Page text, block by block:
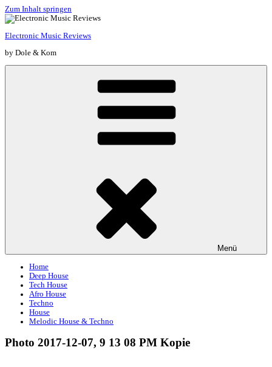
Zum Inhalt springen
Electronic Music Reviews
by Dole & Kom
Menü
Home
Deep House
Tech House
Afro House
Techno
House
Melodic House & Techno
Photo 2017-12-07, 9 13 08 PM Kopie